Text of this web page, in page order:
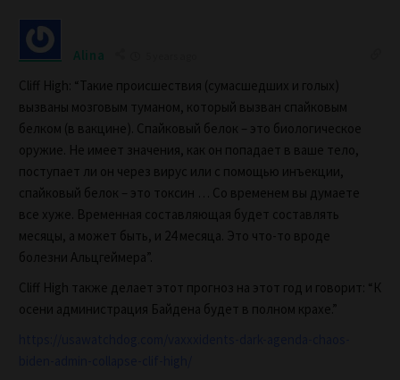
Alina
Cliff High: “Такие происшествия (сумасшедших и голых)
вызваны мозговым туманом, который вызван спайковым
белком (в вакцине). Спайковый белок – это биологическое
оружие. Не имеет значения, как он попадает в ваше тело,
поступает ли он через вирус или с помощью инъекции,
спайковый белок – это токсин … Со временем вы думаете
все хуже. Временная составляющая будет составлять
месяцы, а может быть, и 24 месяца. Это что-то вроде
болезни Альцгеймера”.
Cliff High также делает этот прогноз на этот год и говорит: “К
осени администрация Байдена будет в полном крахе.”